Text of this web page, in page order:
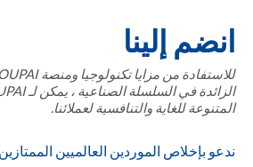
انضم إلينا
المتنوعة للغاية والتنافسية لعملائنا.
ندعو بإخلاص الموردين العالميين الممتازين